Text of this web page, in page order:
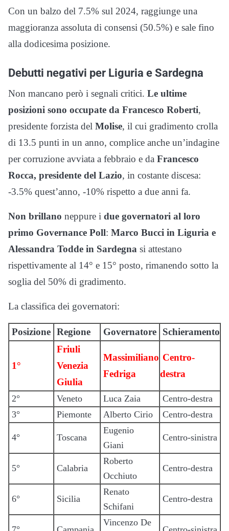
Con un balzo del 7.5% sul 2024, raggiunge una
maggioranza assoluta di consensi (50.5%) e sale fino
alla dodicesima posizione.
Debutti negativi per Liguria e Sardegna
Non mancano però i segnali critici. Le ultime
posizioni sono occupate da Francesco Roberti,
presidente forzista del Molise, il cui gradimento crolla
di 13.5 punti in un anno, complice anche un’indagine
per corruzione avviata a febbraio e da Francesco
Rocca, presidente del Lazio, in costante discesa:
-3.5% quest’anno, -10% rispetto a due anni fa.
Non brillano neppure i due governatori al loro
primo Governance Poll: Marco Bucci in Liguria e
Alessandra Todde in Sardegna si attestano
rispettivamente al 14° e 15° posto, rimanendo sotto la
soglia del 50% di gradimento.
La classifica dei governatori:
Posizione Regione Governatore Schieramento
1°
Friuli
Venezia
Giulia
Massimiliano
Fedriga
Centro-
destra
2° Veneto Luca Zaia
Centro-destra
3°
Piemonte Alberto Cirio Centro-destra
4° Toscana
Eugenio
Giani
Centro-sinistra
5° Calabria
Roberto
Occhiuto
Centro-destra
6° Sicilia
Renato
Schifani
Centro-destra
Vincenzo De